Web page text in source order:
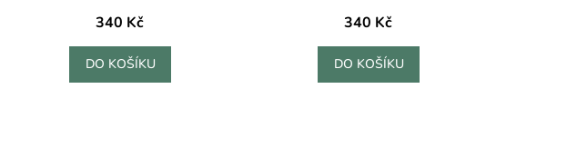
340 Kč
DO KOŠÍKU
340 Kč
DO KOŠÍKU